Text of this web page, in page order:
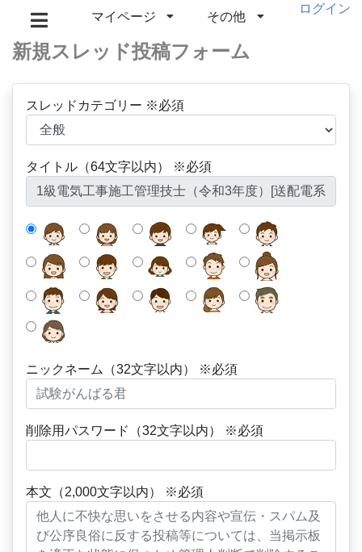
マイページ その他
ログイン
新規スレッド投稿フォーム
スレッドカテゴリー ※必須
タイトル（64文字以内） ※必須
ニックネーム（32文字以内） ※必須
削除用パスワード（32文字以内） ※必須
本文（2,000文字以内） ※必須